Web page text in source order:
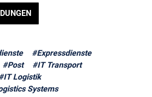
#Expressdienste
#Post
#IT Transport
Logistik
Systems